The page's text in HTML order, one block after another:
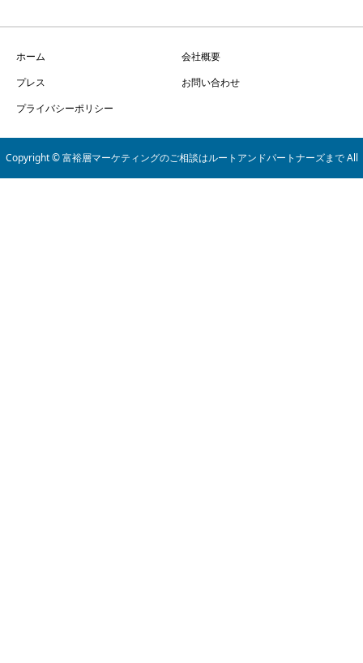
ホーム
会社概要
プレス
お問い合わせ
プライバシーポリシー
Copyright © 富裕層マーケティングのご相談はルートアンドパートナーズまで All